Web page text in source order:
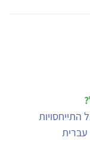
התייחסויות
עברית